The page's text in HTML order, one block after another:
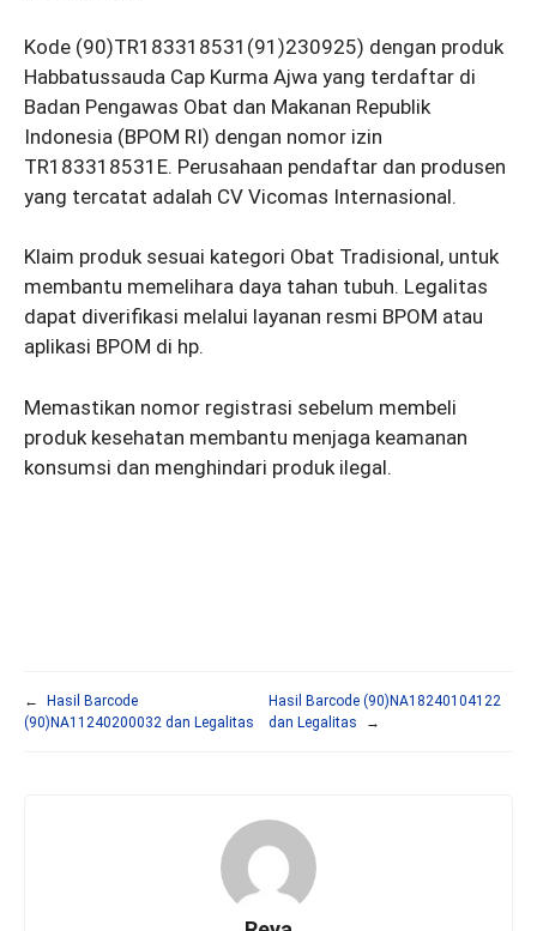
Kode (90)TR183318531(91)230925) dengan produk
Habbatussauda Cap Kurma Ajwa yang terdaftar di
Badan Pengawas Obat dan Makanan Republik
Indonesia (BPOM RI) dengan nomor izin
TR183318531E. Perusahaan pendaftar dan produsen
yang tercatat adalah CV Vicomas Internasional.
Klaim produk sesuai kategori Obat Tradisional, untuk
membantu memelihara daya tahan tubuh. Legalitas
dapat diverifikasi melalui layanan resmi BPOM atau
aplikasi BPOM di hp.
Memastikan nomor registrasi sebelum membeli
produk kesehatan membantu menjaga keamanan
konsumsi dan menghindari produk ilegal.
←
Hasil Barcode
(90)NA11240200032 dan Legalitas
Hasil Barcode (90)NA18240104122
dan Legalitas
→